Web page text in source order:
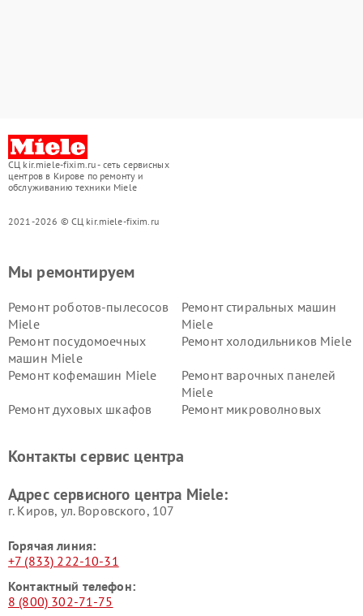
СЦ kir.miele-fixim.ru - сеть сервисных
центров в Кирове по ремонту и
обслуживанию техники Miele
2021-2026 © СЦ kir.miele-fixim.ru
Мы ремонтируем
Ремонт роботов-пылесосов
Miele
Ремонт стиральных машин
Miele
Ремонт посудомоечных
машин Miele
Ремонт холодильников Miele
Ремонт кофемашин Miele
Ремонт варочных панелей
Miele
Ремонт духовых шкафов
Ремонт микроволновых
Miele
Miele
пылесосов Miele
Контакты сервис центра
Адрес сервисного центра Miele:
г. Киров, ул. Воровского, 107
Горячая линия:
+7 (833) 222-10-31
Контактный телефон:
8 (800) 302-71-75